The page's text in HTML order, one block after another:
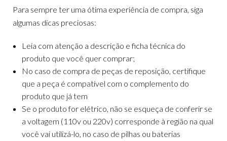
Para sempre ter uma ótima experiência de compra, siga
algumas dicas preciosas:
Leia com atenção a descrição e ficha técnica do
produto que você quer comprar;
No caso de compra de peças de reposição, certifique
que a peça é compatível com o complemento do
produto que já tem
Se o produto for elétrico, não se esqueça de conferir se
a voltagem (110v ou 220v) corresponde à região na qual
você vai utilizá-lo, no caso de pilhas ou baterias